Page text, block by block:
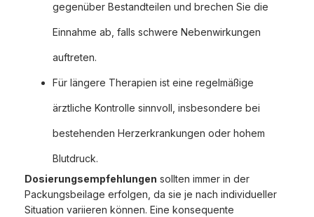
gegenüber Bestandteilen und brechen Sie die
Einnahme ab, falls schwere Nebenwirkungen
auftreten.
Für längere Therapien ist eine regelmäßige
ärztliche Kontrolle sinnvoll, insbesondere bei
bestehenden Herzerkrankungen oder hohem
Blutdruck.
Dosierungsempfehlungen sollten immer in der
Packungsbeilage erfolgen, da sie je nach individueller
Situation variieren können. Eine konsequente